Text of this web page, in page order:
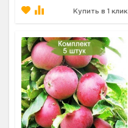
Купить в 1 клик